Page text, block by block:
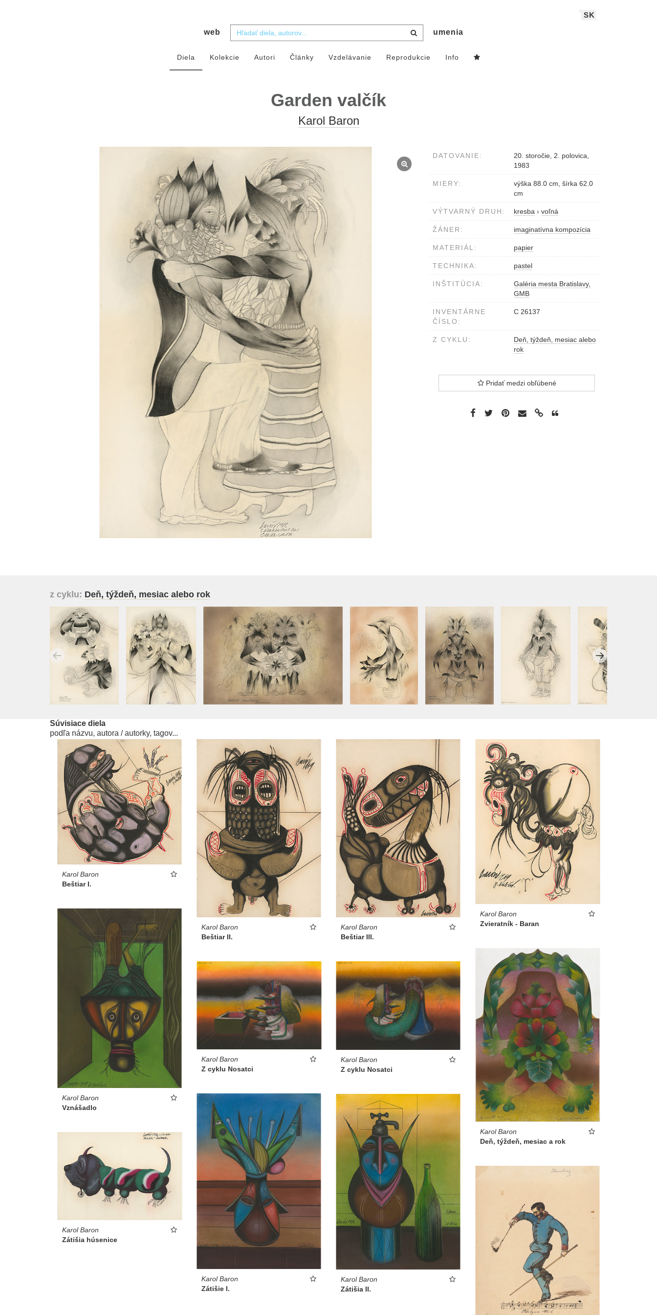
SK
web umenia
Diela Kolekcie Autori Články Vzdelávanie Reprodukcie Info
Garden valčík
Karol Baron
DATOVANIE:
20. storočie, 2. polovica,
1983
MIERY:
výška 88.0 cm, šírka 62.0
cm
VÝTVARNÝ DRUH: kresba › voľná
ŽÁNER: imaginatívna kompozícia
MATERIÁL: papier
TECHNIKA: pastel
INŠTITÚCIA:
Galéria mesta Bratislavy,
GMB
INVENTÁRNE
ČÍSLO:
C 26137
Z CYKLU:
Deň, týždeň, mesiac alebo
rok
Pridať medzi obľúbené
z cyklu: Deň, týždeň, mesiac alebo rok
Súvisiace diela
podľa názvu, autora / autorky, tagov...
Karol Baron
Beštiar I.
Karol Baron
Beštiar II.
Karol Baron
Beštiar III.
Karol Baron
Zvieratník - Baran
Karol Baron
Vznášadlo
Karol Baron
Deň, týždeň, mesiac a rok
Karol Baron
Z cyklu Nosatci
Karol Baron
Z cyklu Nosatci
Karol Baron
Zátišie I.
Karol Baron
Zátišia II.
Karol Baron
Zátišia húsenice